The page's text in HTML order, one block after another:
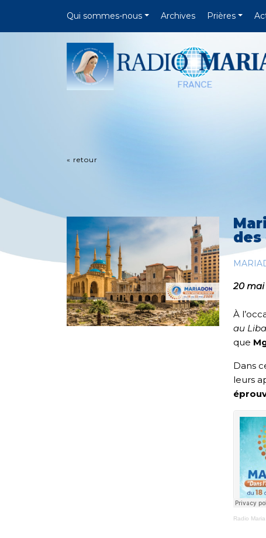
Qui sommes-nous Archives Prières
« retour
des
20 mai
À
au
que
Dans
leurs
Radio